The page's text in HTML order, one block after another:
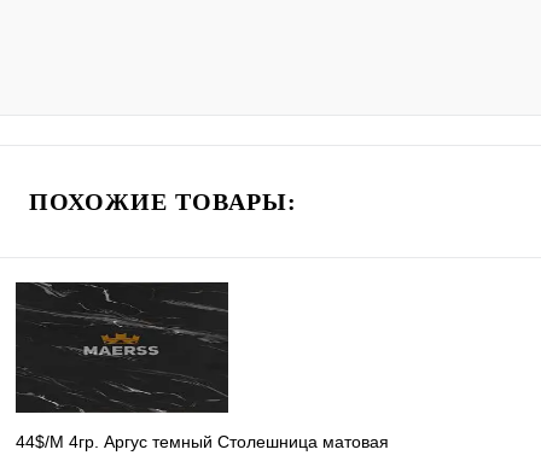
ПОХОЖИЕ ТОВАРЫ:
44$/М 4гр. Аргус темный Столешница матовая